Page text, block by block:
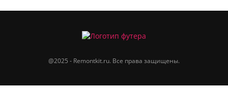
@2025 - Remontkit.ru. Все права защищены.